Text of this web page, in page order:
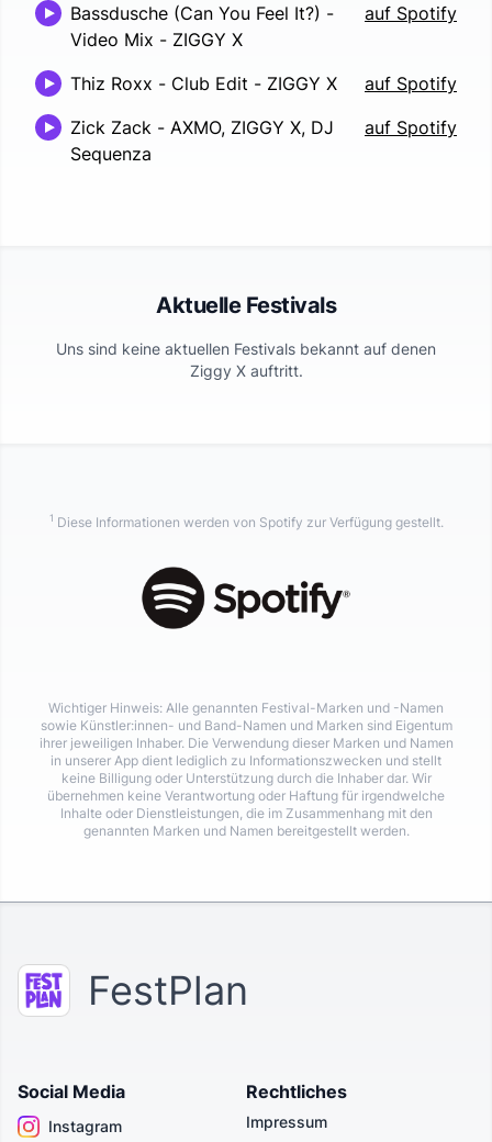
Bassdusche (Can You Feel It?) -
Video Mix - ZIGGY X
auf Spotify
Thiz Roxx - Club Edit - ZIGGY X
auf Spotify
Zick Zack - AXMO, ZIGGY X, DJ
Sequenza
auf Spotify
Aktuelle Festivals
Uns sind keine aktuellen Festivals bekannt auf denen
Ziggy Xauftritt.
1 Diese Informationen werden von Spotify zur Verfügung gestellt.
Wichtiger Hinweis: Alle genannten Festival-Marken und -Namen
sowie Künstler:innen- und Band-Namen und Marken sind Eigentum
ihrer jeweiligen Inhaber. Die Verwendung dieser Marken und Namen
in unserer App dient lediglich zu Informationszwecken und stellt
keine Billigung oder Unterstützung durch die Inhaber dar. Wir
übernehmen keine Verantwortung oder Haftung für irgendwelche
Inhalte oder Dienstleistungen, die im Zusammenhang mit den
genannten Marken und Namen bereitgestellt werden.
FestPlan
Social Media
Instagram
Rechtliches
Impressum